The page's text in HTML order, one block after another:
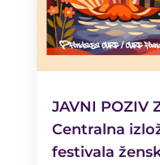
JAVNI POZIV
Centralna
festivala